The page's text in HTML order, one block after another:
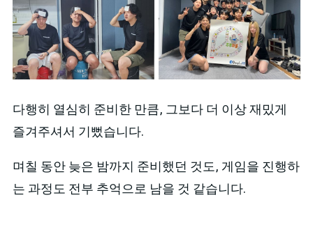
다행히 열심히 준비한 만큼, 그보다 더 이상 재밌게
즐겨주셔서 기뻤습니다.
며칠 동안 늦은 밤까지 준비했던 것도, 게임을 진행하
는 과정도 전부 추억으로 남을 것 같습니다.